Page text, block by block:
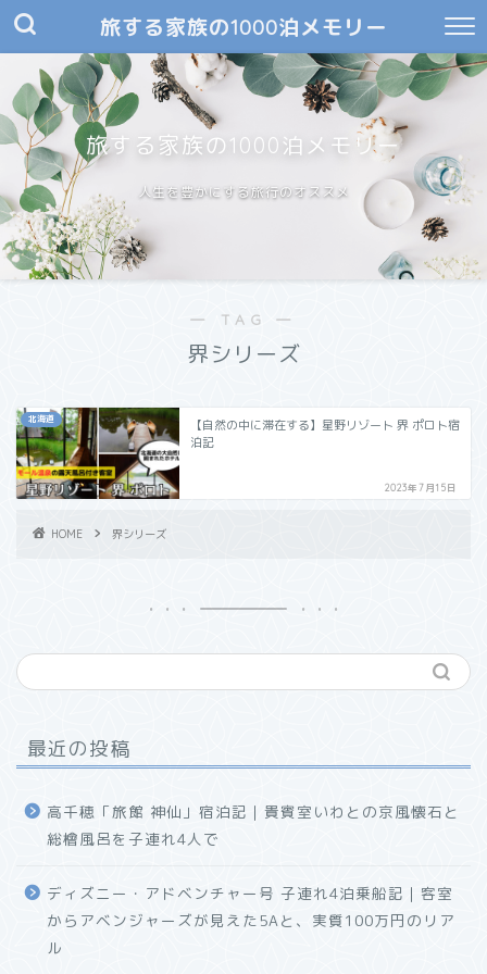
旅する家族の1000泊メモリー
旅する家族の1000泊メモリー
人生を豊かにする旅行のオススメ
― TAG ―
界シリーズ
北海道
【自然の中に滞在する】星野リゾート 界 ポロト宿
泊記
2023年7月15日
HOME 界シリーズ
最近の投稿
高千穂「旅館 神仙」宿泊記｜貴賓室いわとの京風懐石と
総檜風呂を子連れ4人で
ディズニー・アドベンチャー号 子連れ4泊乗船記｜客室
からアベンジャーズが見えた5Aと、実質100万円のリア
ル